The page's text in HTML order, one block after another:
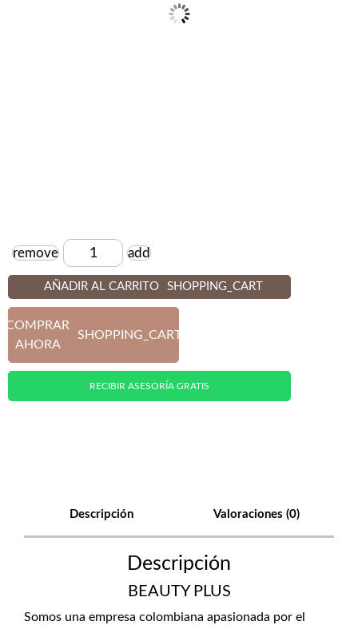
Cantidad
remove add
AÑADIR AL CARRITO SHOPPING_CART
COMPRAR
AHORA
SHOPPING_CART
RECIBIR ASESORÍA GRATIS
Descripción Valoraciones (0)
Descripción
BEAUTY PLUS
Somos una empresa colombiana apasionada por el